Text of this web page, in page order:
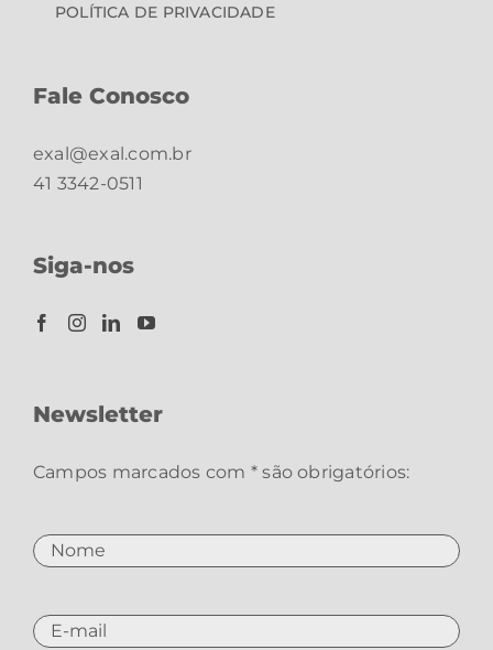
POLÍTICA DE PRIVACIDADE
Fale Conosco
exal@exal.com.br
41 3342-0511
Siga-nos
Newsletter
Campos marcados com * são obrigatórios: